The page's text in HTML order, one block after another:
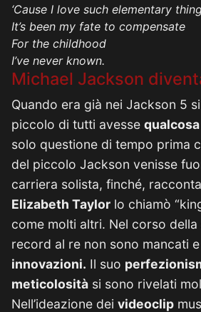
‘Cause I love such elementary
It’s been my fate to compensate
For the childhood
I’ve never known.
Michael Jackson
Quando era già nei Jackson 5
piccolo di tutti avesse
solo questione di tempo prima
del piccolo Jackson venisse
carriera solista, finché,
Elizabeth Taylor lo chiamò
come molti altri. Nel corso
record al re non sono mancati
innovazioni. Il suo
meticolosità si sono rivelati
Nell’ideazione dei videoclip